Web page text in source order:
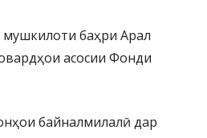
баҳри Арал
асосии Фонди
байналмилалӣ дар